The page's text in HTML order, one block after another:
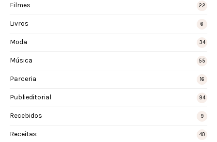
Filmes 22
Livros 6
Moda 34
Música 55
Parceria 16
Publieditorial 94
Recebidos 9
Receitas 40